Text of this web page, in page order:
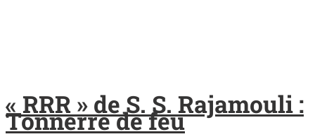
« RRR » de S. S. Rajamouli :
Tonnerre de feu